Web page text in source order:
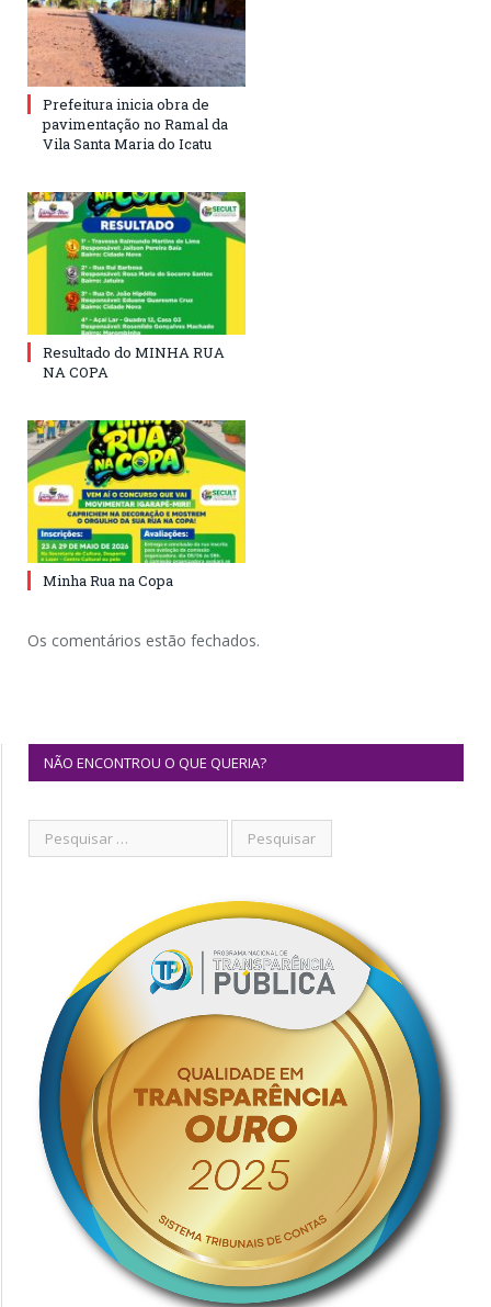
Prefeitura inicia obra de
pavimentação no Ramal da
Vila Santa Maria do Icatu
Resultado do MINHA RUA
NA COPA
Minha Rua na Copa
Os comentários estão fechados.
NÃO ENCONTROU O QUE QUERIA?